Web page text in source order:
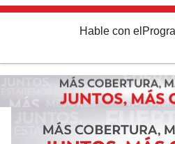
Hable con el